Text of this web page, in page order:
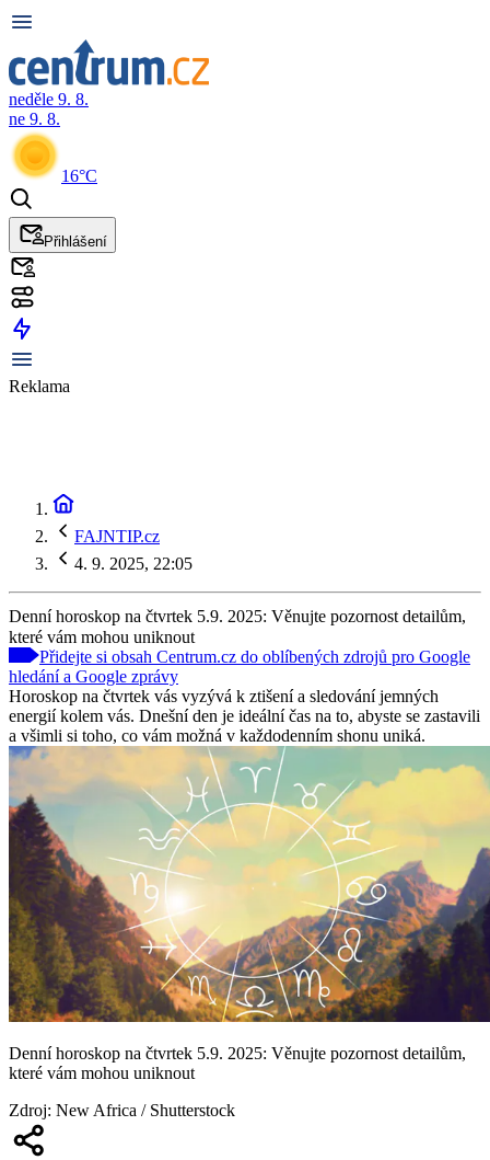
neděle 9. 8.
ne 9. 8.
16°C
Přihlášení
Reklama
FAJNTIP.cz
4. 9. 2025, 22:05
Denní horoskop na čtvrtek 5.9. 2025: Věnujte pozornost detailům,
které vám mohou uniknout
Přidejte si obsah Centrum.cz do oblíbených zdrojů pro Google
hledání a Google zprávy
Horoskop na čtvrtek vás vyzývá k ztišení a sledování jemných
energií kolem vás. Dnešní den je ideální čas na to, abyste se zastavili
a všimli si toho, co vám možná v každodenním shonu uniká.
Denní horoskop na čtvrtek 5.9. 2025: Věnujte pozornost detailům,
které vám mohou uniknout
Zdroj: New Africa / Shutterstock